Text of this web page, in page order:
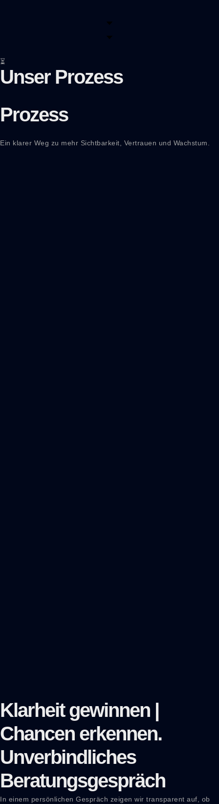
⏳
Unser Prozess
Prozess
Ein klarer Weg zu mehr Sichtbarkeit, Vertrauen und Wachstum.
Klarheit gewinnen |
Chancen erkennen.
Unverbindliches
Beratungsgespräch
In einem persönlichen Gespräch zeigen wir transparent auf, ob